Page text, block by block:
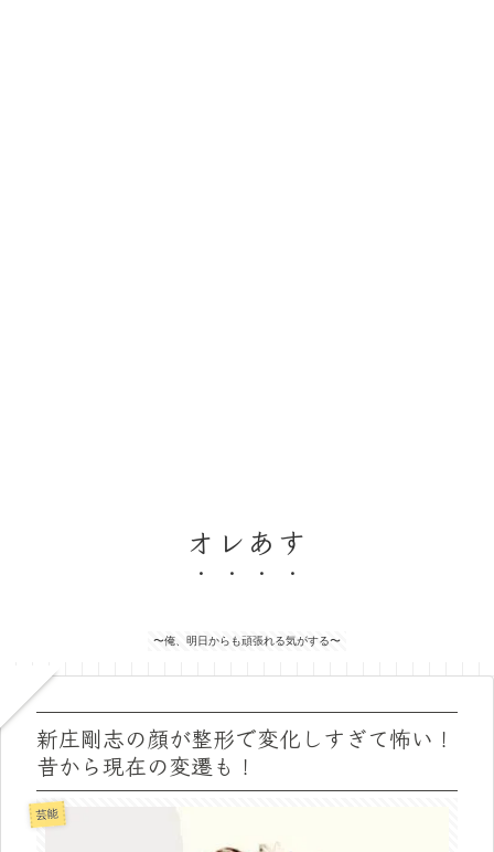
オレあす
〜俺、明日からも頑張れる気がする〜
新庄剛志の顔が整形で変化しすぎて怖い！
昔から現在の変遷も！
芸能